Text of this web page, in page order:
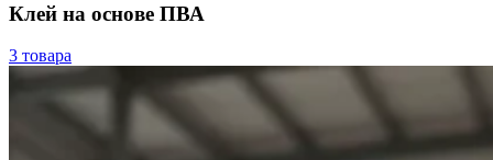
Клей на основе ПВА
3 товара